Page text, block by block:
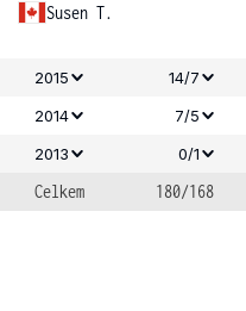
Susen T.
2015 14/7
2014
7/5
2013
0/1
Celkem
180/168